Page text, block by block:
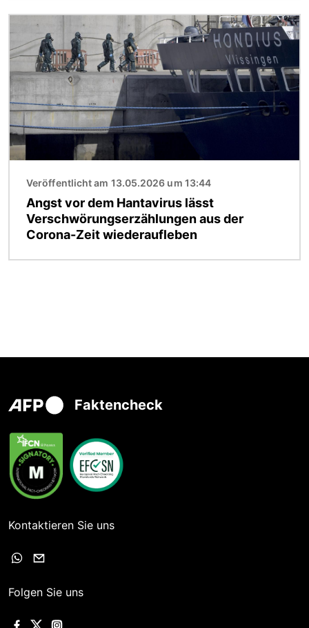
Veröffentlicht am 13.05.2026 um 13:44
Angst vor dem Hantavirus lässt
Verschwörungserzählungen aus der
Corona-Zeit wiederaufleben
Faktencheck
Kontaktieren Sie uns
Folgen Sie uns